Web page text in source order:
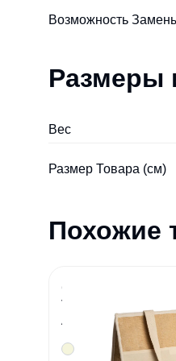
Возможность
Размеры
Вес
Размер Товара (см)
Похожие
Сумка-
VENICE
Артикул 116703